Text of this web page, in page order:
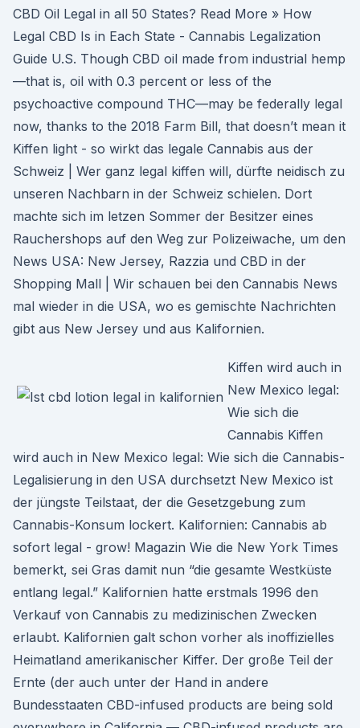
CBD Oil Legal in all 50 States? Read More » How
Legal CBD Is in Each State - Cannabis Legalization
Guide U.S. Though CBD oil made from industrial hemp
—that is, oil with 0.3 percent or less of the
psychoactive compound THC—may be federally legal
now, thanks to the 2018 Farm Bill, that doesn’t mean it
Kiffen light - so wirkt das legale Cannabis aus der
Schweiz | Wer ganz legal kiffen will, dürfte neidisch zu
unseren Nachbarn in der Schweiz schielen. Dort
machte sich im letzen Sommer der Besitzer eines
Rauchershops auf den Weg zur Polizeiwache, um den
News USA: New Jersey, Razzia und CBD in der
Shopping Mall | Wir schauen bei den Cannabis News
mal wieder in die USA, wo es gemischte Nachrichten
gibt aus New Jersey und aus Kalifornien.
Kiffen wird auch in
New Mexico legal:
Wie sich die
Cannabis Kiffen
wird auch in New Mexico legal: Wie sich die Cannabis-
Legalisierung in den USA durchsetzt New Mexico ist
der jüngste Teilstaat, der die Gesetzgebung zum
Cannabis-Konsum lockert. Kalifornien: Cannabis ab
sofort legal - grow! Magazin Wie die New York Times
bemerkt, sei Gras damit nun “die gesamte Westküste
entlang legal.” Kalifornien hatte erstmals 1996 den
Verkauf von Cannabis zu medizinischen Zwecken
erlaubt. Kalifornien galt schon vorher als inoffizielles
Heimatland amerikanischer Kiffer. Der große Teil der
Ernte (der auch unter der Hand in andere
Bundesstaaten CBD-infused products are being sold